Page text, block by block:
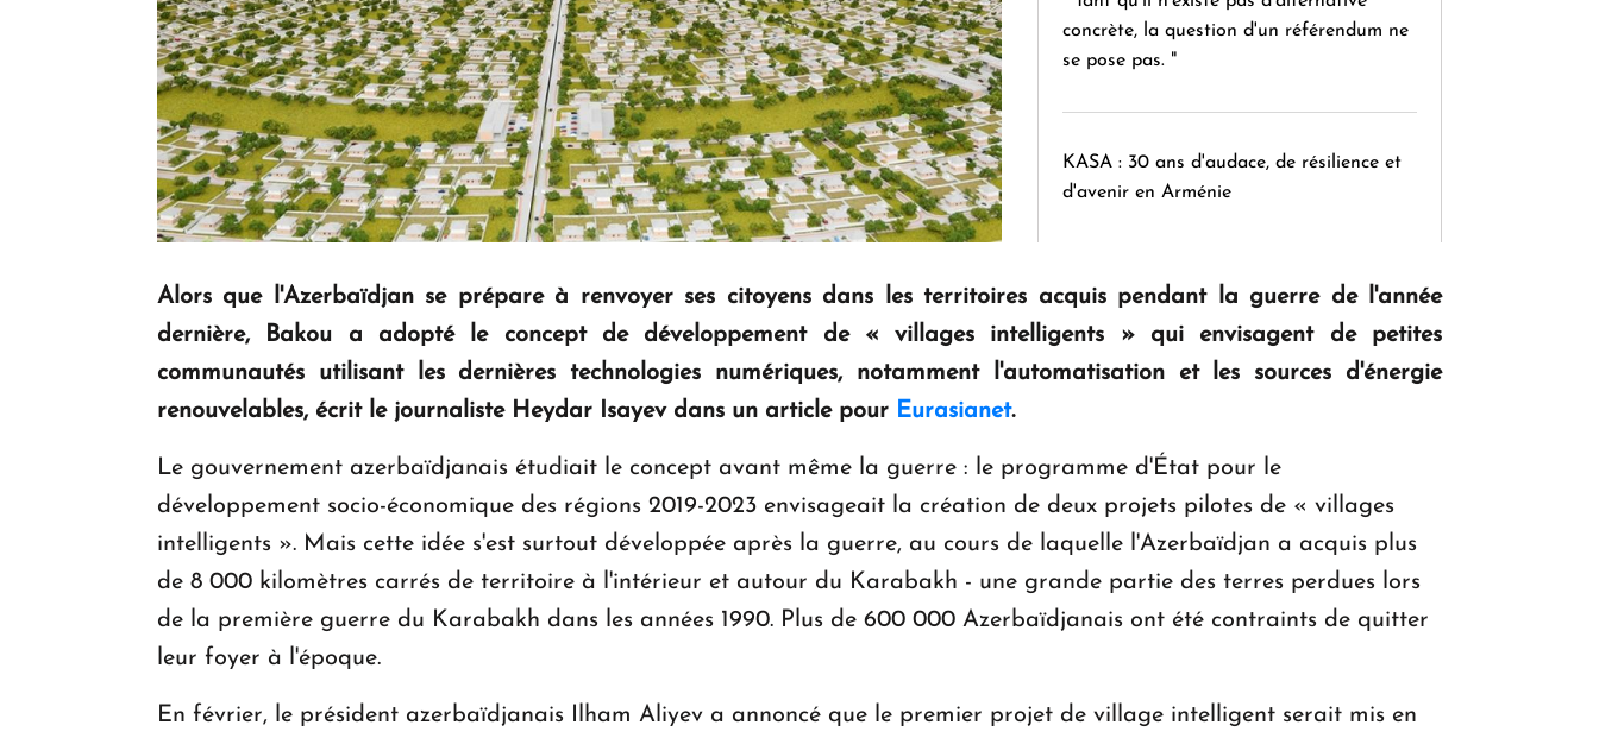
concrète, la question d'un référendum ne
se pose pas. "
KASA : 30 ans d'audace, de résilience et
d'avenir en Arménie
Le premier hôtel Hyatt Regency
d'Arménie ouvrira ses portes à Dilijan
Alors que l'Azerbaïdjan se prépare à renvoyer ses citoyens dans les territoires acquis pendant la guerre de l'année
dernière, Bakou a adopté le concept de développement de « villages intelligents » qui envisagent de petites
communautés utilisant les dernières technologies numériques, notamment l'automatisation et les sources d'énergie
renouvelables, écrit le journaliste Heydar Isayev dans un article pour Eurasianet.
Le gouvernement azerbaïdjanais étudiait le concept avant même la guerre : le programme d'État pour le
développement socio-économique des régions 2019-2023 envisageait la création de deux projets pilotes de « villages
intelligents ». Mais cette idée s'est surtout développée après la guerre, au cours de laquelle l'Azerbaïdjan a acquis plus
de 8 000 kilomètres carrés de territoire à l'intérieur et autour du Karabakh - une grande partie des terres perdues lors
de la première guerre du Karabakh dans les années 1990. Plus de 600 000 Azerbaïdjanais ont été contraints de quitter
leur foyer à l'époque.
En février, le président azerbaïdjanais Ilham Aliyev a annoncé que le premier projet de village intelligent serait mis en